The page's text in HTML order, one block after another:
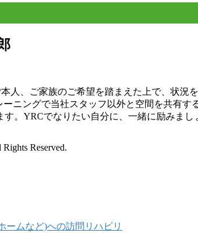
人、ご家族のご希望を踏まえた上で、状
ニングで当社スタッフ以外と空間を共有
。YRCでなりたい自分に、一緒に励みまし
Reserved.
ームなど)への訪問リハビリ